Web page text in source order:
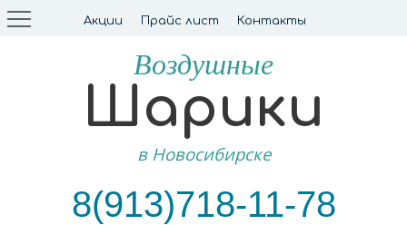
Акции Прайс лист Контакты
Воздушные
Шарики
в Новосибирске
8(913)718-11-78